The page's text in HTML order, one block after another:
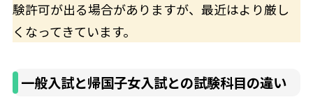
験許可が出る場合がありますが、最近はより厳し
くなってきています。
一般入試と帰国子女入試との試験科目の違い